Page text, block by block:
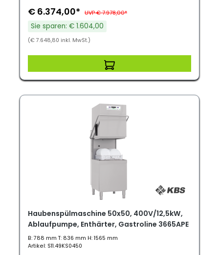
€ 6.374,00* UVP € 7.978,00*
Sie sparen: € 1.604,00
(€ 7.648,80 inkl. MwSt.)
Haubenspülmaschine 50x50, 400V/12,5kW,
Ablaufpumpe, Enthärter, Gastroline 3665APE
B: 788 mm T: 836 mm H: 1565 mm
Artikel: S11.49KS0450